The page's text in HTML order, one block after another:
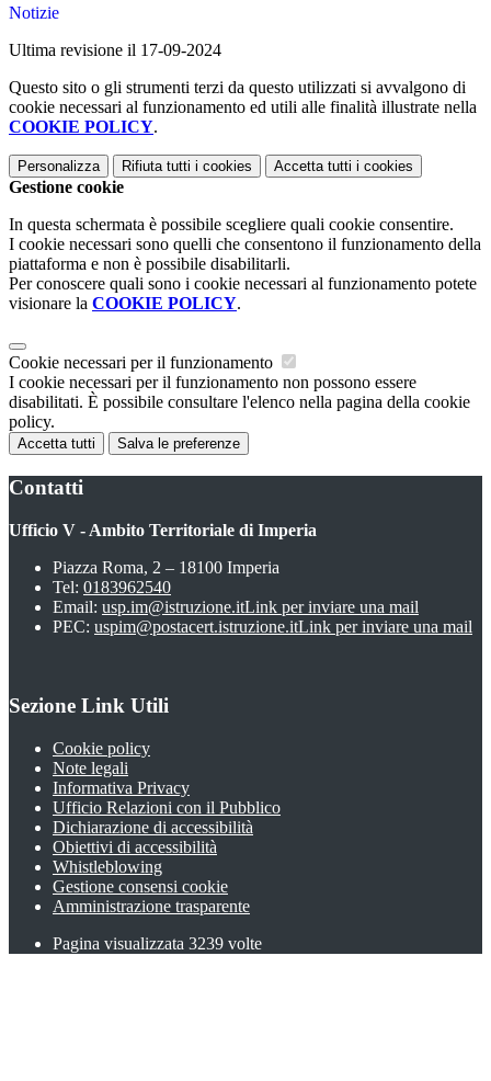
Notizie
Ultima revisione il 17-09-2024
Questo sito o gli strumenti terzi da questo utilizzati si avvalgono di
cookie necessari al funzionamento ed utili alle finalità illustrate nella
COOKIE POLICY.
Personalizza Rifiuta tutti i cookies Accetta tutti i cookies
Gestione cookie
In questa schermata è possibile scegliere quali cookie consentire.
I cookie necessari sono quelli che consentono il funzionamento della
piattaforma e non è possibile disabilitarli.
Per conoscere quali sono i cookie necessari al funzionamento potete
visionare la COOKIE POLICY.
Cookie necessari per il funzionamento
I cookie necessari per il funzionamento non possono essere
disabilitati. È possibile consultare l'elenco nella pagina della cookie
policy.
Accetta tutti Salva le preferenze
Contatti
Ufficio V - Ambito Territoriale di Imperia
Piazza Roma, 2 – 18100 Imperia
Tel: 0183962540
Email: usp.im@istruzione.itLink per inviare una mail
PEC: uspim@postacert.istruzione.itLink per inviare una mail
Sezione Link Utili
Cookie policy
Note legali
Informativa Privacy
Ufficio Relazioni con il Pubblico
Dichiarazione di accessibilità
Obiettivi di accessibilità
Whistleblowing
Gestione consensi cookie
Amministrazione trasparente
Pagina visualizzata 3239 volte